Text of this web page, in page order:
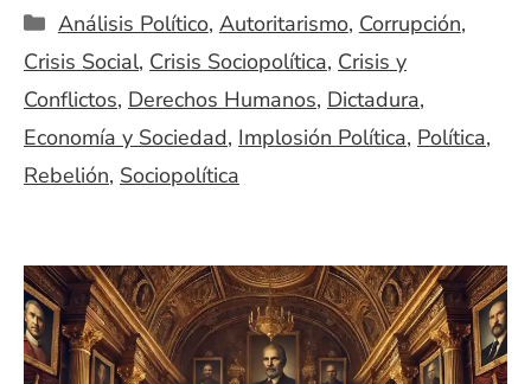
Categorías
Análisis Político, Autoritarismo, Corrupción,
Crisis Social, Crisis Sociopolítica, Crisis y
Conflictos, Derechos Humanos, Dictadura,
Economía y Sociedad, Implosión Política, Política,
Rebelión, Sociopolítica